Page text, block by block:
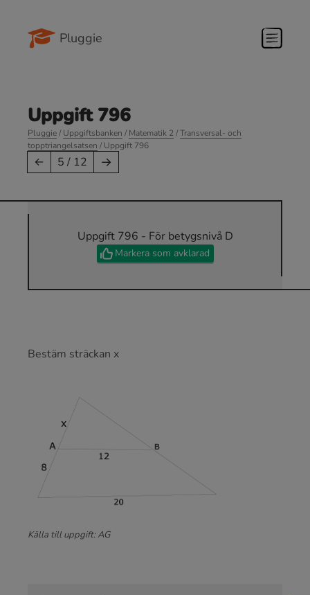
Pluggie
Uppgift 796
Pluggie/Uppgiftsbanken /Matematik 2/Transversal- och
topptriangelsatsen / Uppgift 796
← 5 / 12 →
Uppgift 796 - För betygsnivå D
Markera som avklarad
Bestäm sträckan x
Källa till uppgift: AG